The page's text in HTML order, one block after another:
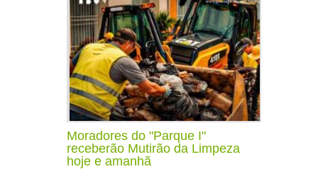
Moradores do "Parque I"
receberão Mutirão da Limpeza
hoje e amanhã